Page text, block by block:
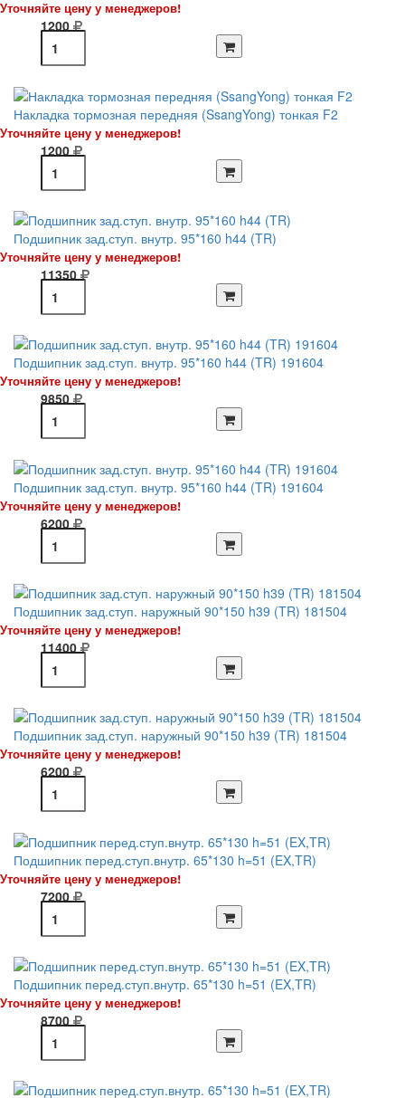
Уточняйте цену у менеджеров!
1200
Накладка тормозная передняя (SsangYong) тонкая F2
Уточняйте цену у менеджеров!
1200
Подшипник зад.ступ. внутр. 95*160 h44 (TR)
Уточняйте цену у менеджеров!
11350
Подшипник зад.ступ. внутр. 95*160 h44 (TR) 191604
Уточняйте цену у менеджеров!
9850
Подшипник зад.ступ. внутр. 95*160 h44 (TR) 191604
Уточняйте цену у менеджеров!
6200
Подшипник зад.ступ. наружный 90*150 h39 (TR) 181504
Уточняйте цену у менеджеров!
11400
Подшипник зад.ступ. наружный 90*150 h39 (TR) 181504
Уточняйте цену у менеджеров!
6200
Подшипник перед.ступ.внутр. 65*130 h=51 (EX,TR)
Уточняйте цену у менеджеров!
7200
Подшипник перед.ступ.внутр. 65*130 h=51 (EX,TR)
Уточняйте цену у менеджеров!
8700